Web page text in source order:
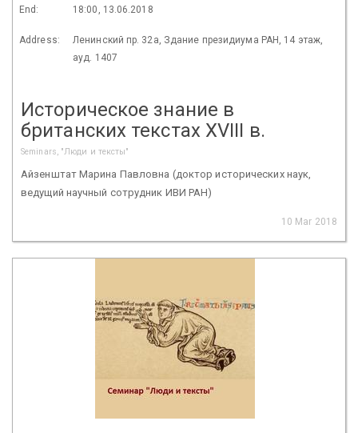
End: 18:00, 13.06.2018
Address:
Ленинский пр. 32а, Здание президиума РАН, 14 этаж,
ауд. 1407
Историческое знание в
британских текстах XVIII в.
Seminars, "Люди и тексты"
Айзенштат Марина Павловна (доктор исторических наук,
ведущий научный сотрудник ИВИ РАН)
10 Mar 2018